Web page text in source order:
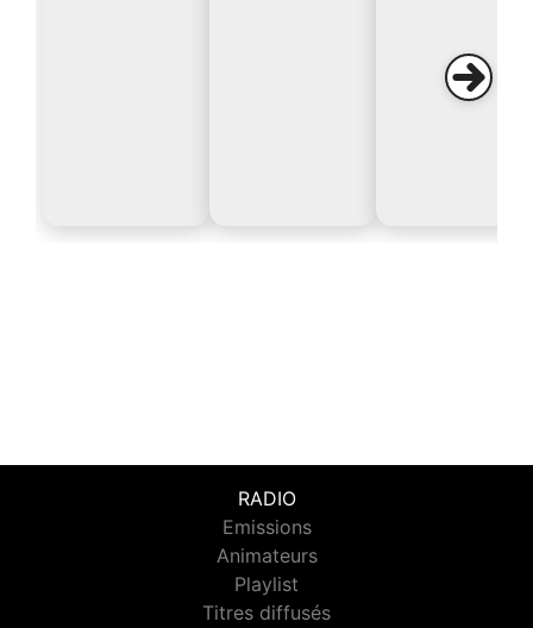
RADIO
Emissions
Animateurs
Playlist
Titres diffusés